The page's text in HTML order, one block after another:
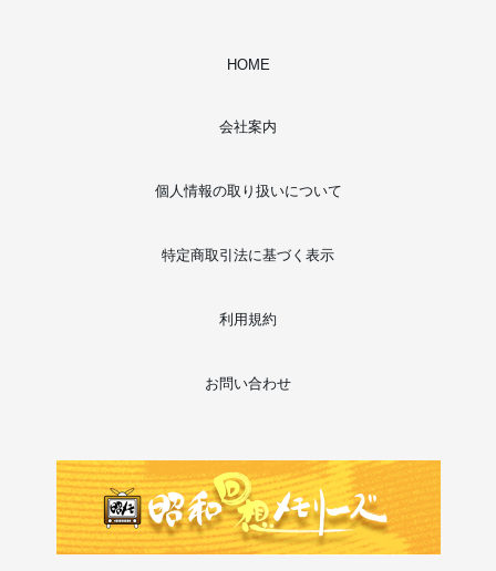
HOME
会社案内
個人情報の取り扱いについて
特定商取引法に基づく表示
利用規約
お問い合わせ